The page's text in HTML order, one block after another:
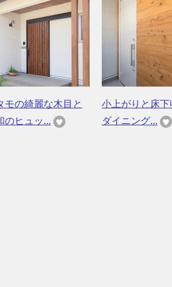
モの綺麗な木目と
のヒュッ...
小上がりと床下
ダイニング...